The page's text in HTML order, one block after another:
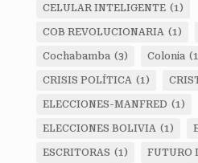
CELULAR INTELIGENTE (1)
COB REVOLUCIONARIA (1)
Cochabamba (3) Colonia
CRISIS POLÍTICA (1)
ELECCIONES-MANFRED (1)
ELECCIONES BOLIVIA (1)
ESCRITORAS (1) FUTURO